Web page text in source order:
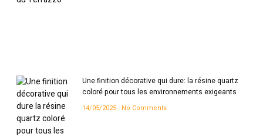
Une finition décorative qui dure: la résine quartz
coloré pour tous les environnements exigeants
14/05/2025 No Comments